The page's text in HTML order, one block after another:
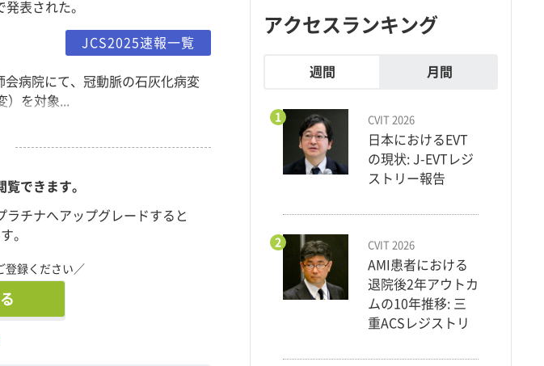
発表された。
JCS2025速報一覧
病院にて、冠動脈の石灰化病変
）を対象...
覧できます。
ラチナへアップグレードすると
。
登録ください／
アクセスランキング
週間 月間
1 CVIT 2026
日本におけるEVT
の現状: J-EVTレジ
ストリー報告
2 CVIT 2026
AMI患者における
退院後2年アウトカ
ムの10年推移: 三
重ACSレジストリ